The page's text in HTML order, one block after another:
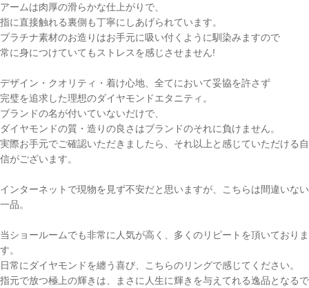
アームは肉厚の滑らかな仕上がりで、
指に直接触れる裏側も丁寧にしあげられています。
プラチナ素材のお造りはお手元に吸い付くように馴染みますので
常に身につけていてもストレスを感じさせません!
デザイン・クオリティ・着け心地、全てにおいて妥協を許さず
完璧を追求した理想のダイヤモンドエタニティ。
ブランドの名が付いていないだけで、
ダイヤモンドの質・造りの良さはブランドのそれに負けません。
実際お手元でご確認いただきましたら、それ以上と感じていただける自
信がございます。
インターネットで現物を見ず不安だと思いますが、こちらは間違いない
一品。
当ショールームでも非常に人気が高く、多くのリピートを頂いておりま
す。
日常にダイヤモンドを纏う喜び、こちらのリングで感じてください。
指元で放つ極上の輝きは、まさに人生に輝きを与えてれる逸品となるで